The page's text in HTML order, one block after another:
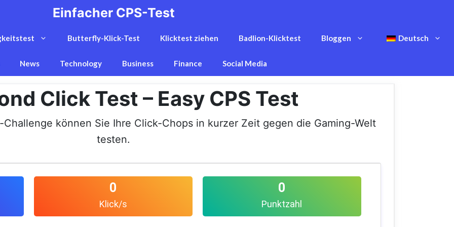
Einfacher CPS-Test
Butterfly-Klick-Test Klicktest ziehen Badlion-Klicktest Bloggen Deutsch
News Technology Business Finance Social Media
Click Test – Easy CPS Test
können Sie Ihre Click-Chops in kurzer Zeit gegen die Gaming-Welt
testen.
0
Klick/s
0
Punktzahl